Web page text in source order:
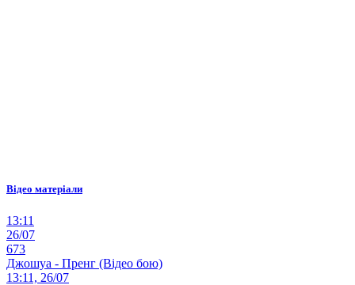
Відео матеріали
13:11
26/07
673
Джошуа - Пренг (Відео бою)
13:11, 26/07